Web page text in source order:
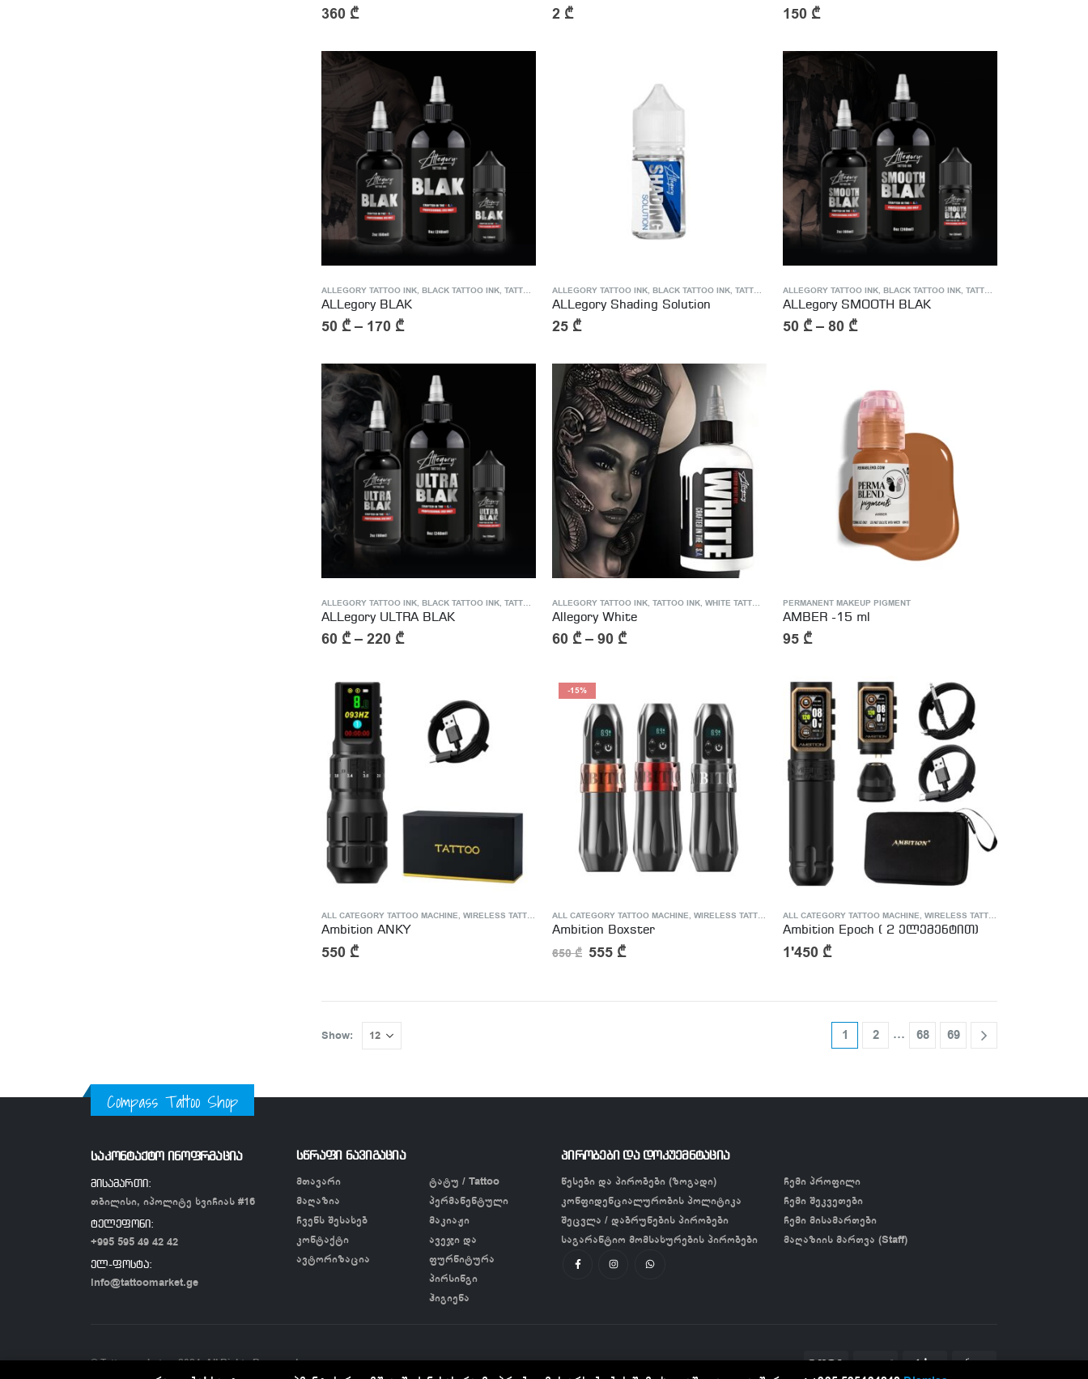
360 ₾ 2 ₾ 150 ₾
ALLEGORY TATTOO INK, BLACK TATTOO INK, TATTOO INK
ALLegory BLAK
50 ₾– 170 ₾
ALLEGORY TATTOO INK, BLACK TATTOO INK, TATTOO INK
ALLegory Shading Solution
25 ₾
ALLEGORY TATTOO INK, BLACK TATTOO INK, TATTOO INK
ALLegory SMOOTH BLAK
50 ₾–80 ₾
ALLEGORY TATTOO INK, BLACK TATTOO INK, TATTOO INK
ALLegory ULTRA BLAK
60 ₾–220 ₾
ALLEGORY TATTOO INK, TATTOO INK, WHITE TATTOO INK
Allegory White
60 ₾–90 ₾
PERMANENT MAKEUP PIGMENT
AMBER -15 ml
95 ₾
ALL CATEGORY TATTOO MACHINE, WIRELESS TATTOO MACHINE
Ambition ANKY
550 ₾
-15%
ALL CATEGORY TATTOO MACHINE, WIRELESS TATTOO MACHINE
Ambition Boxster
650₾ 555 ₾
ALL CATEGORY TATTOO MACHINE, WIRELESS TATTOO MACHINE
Ambition Epoch ( 2 ელემენტით)
1'450 ₾
Show: 1 2 … 68 69
Compass Tattoo Shop
საკონტაქტო ინოფრმაცია
მისამართი:
თბილისი, იპოლიტე ხვიჩიას #16
ტელეფონი:
+995 595 49 42 42
ელ-ფოსტა:
info@tattoomarket.ge
სწრაფი ნავიგაცია
მთავარი
მაღაზია
ჩვენს შესახებ
კონტაქტი
ავტორიზაცია
ტატუ / Tattoo
პერმანენტული
მაკიაჟი
ავეჯი და
ფურნიტურა
პირსინგი
ჰიგიენა
პირობები და დოკუემნტაცია
წესები და პირობები (ზოგადი)
კონფიდენციალურობის პოლიტიკა
შეცვლა / დაბრუნების პირობები
საგარანტიო მომსახურების პირობები
ჩემი პროფილი
ჩემი შეკვეთები
ჩემი მისამართები
მაღაზიის მართვა (Staff)
© Tattoomarket.ge 2024. All Rights Reserved